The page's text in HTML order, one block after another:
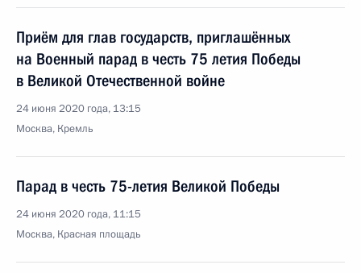
Приём для глав государств, приглашённых
на Военный парад в честь 75 летия Победы
в Великой Отечественной войне
24 июня 2020 года, 13:15
Москва, Кремль
Парад в честь 75-летия Великой Победы
24 июня 2020 года, 11:15
Москва, Красная площадь